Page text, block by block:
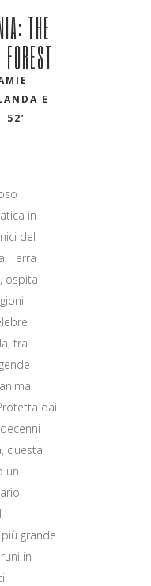
THE
E
in
del
Terra
ospita
tra
dai
questa
un
grande
in